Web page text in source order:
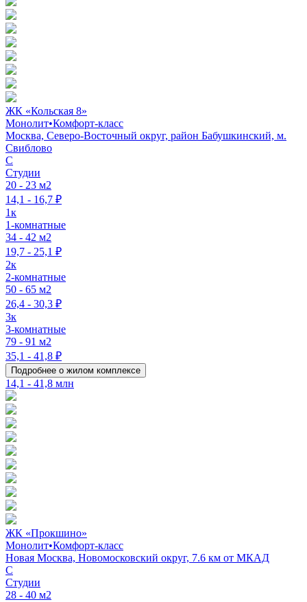
ЖК «Кольская 8»
Монолит•Комфорт-класс
Москва, Северо-Восточный округ, район Бабушкинский, м.
Свиблово
C
Студии
20 - 23 м2
14,1 - 16,7 ₽
1к
1-комнатные
34 - 42 м2
19,7 - 25,1 ₽
2к
2-комнатные
50 - 65 м2
26,4 - 30,3 ₽
3к
3-комнатные
79 - 91 м2
35,1 - 41,8 ₽
Подробнее о жилом комплексе
14,1 - 41,8 млн
ЖК «Прокшино»
Монолит•Комфорт-класс
Новая Москва, Новомосковский округ, 7.6 км от МКАД
C
Студии
28 - 40 м2